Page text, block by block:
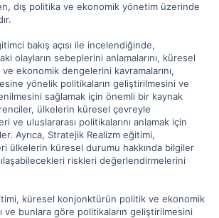
dış politika ve ekonomik yönetim üzerinde
bakış açısı ile incelendiğinde,
olayların sebeplerini anlamalarını, küresel
ekonomik dengelerini kavramalarını,
yönelik politikaların geliştirilmesini ve
sağlamak için önemli bir kaynak
ülkelerin küresel çevreyle
ve uluslararası politikalarını anlamak için
Ayrıca, Stratejik Realizm eğitimi,
ülkelerin küresel durumu hakkında bilgiler
riskleri değerlendirmelerini
küresel konjonktürün politik ve ekonomik
ve bunlara göre politikaların geliştirilmesini